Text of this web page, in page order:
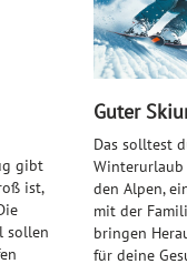
gibt
ist,
sollen
Guter
Das solltest
den Alpen,
mit der
bringen
für deine